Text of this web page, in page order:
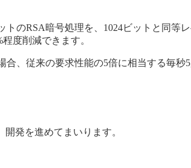
トのRSA暗号処理を、1024ビットと同等
度削減できます。
、従来の要求性能の5倍に相当する毎秒
発を進めてまいります。